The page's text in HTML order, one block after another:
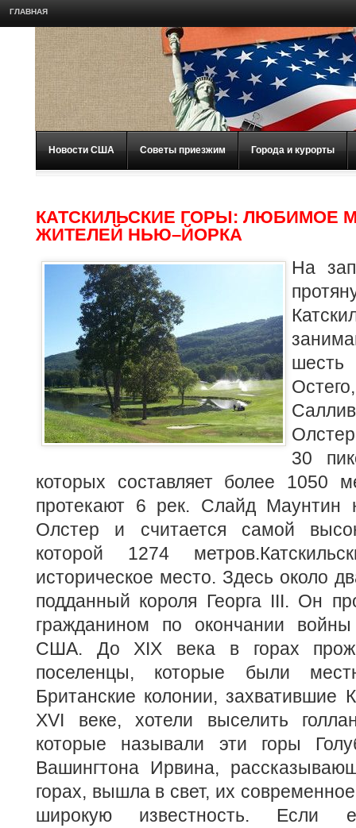
ГЛАВНАЯ
Новости США Советы приезжим Города и курорты
КАТСКИЛЬСКИЕ ГОРЫ: ЛЮБИМОЕ
ЖИТЕЛЕЙ НЬЮ–ЙОРКА
На
шесть
30
которых составляет более 1050
протекают 6 рек. Слайд Маунтин
Олстер и считается самой
которой 1274 метров.
историческое место. Здесь около
подданный короля Георга III. Он
гражданином по окончании
США. До XIX века в горах
поселенцы, которые были
Британские колонии, захватившие
XVI веке, хотели выселить
которые называли эти горы
Вашингтона Ирвина,
горах, вышла в свет, их
широкую известность. Если